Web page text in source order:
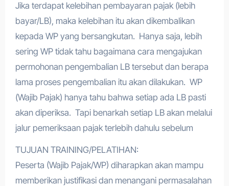
Jika terdapat kelebihan pembayaran pajak (lebih
bayar/LB), maka kelebihan itu akan dikembalikan
kepada WP yang bersangkutan. Hanya saja, lebih
sering WP tidak tahu bagaimana cara mengajukan
permohonan pengembalian LB tersebut dan berapa
lama proses pengembalian itu akan dilakukan. WP
(Wajib Pajak) hanya tahu bahwa setiap ada LB pasti
akan diperiksa. Tapi benarkah setiap LB akan melalui
jalur pemeriksaan pajak terlebih dahulu sebelum
TUJUAN TRAINING/PELATIHAN:
Peserta (Wajib Pajak/WP) diharapkan akan mampu
memberikan justifikasi dan menangani permasalahan